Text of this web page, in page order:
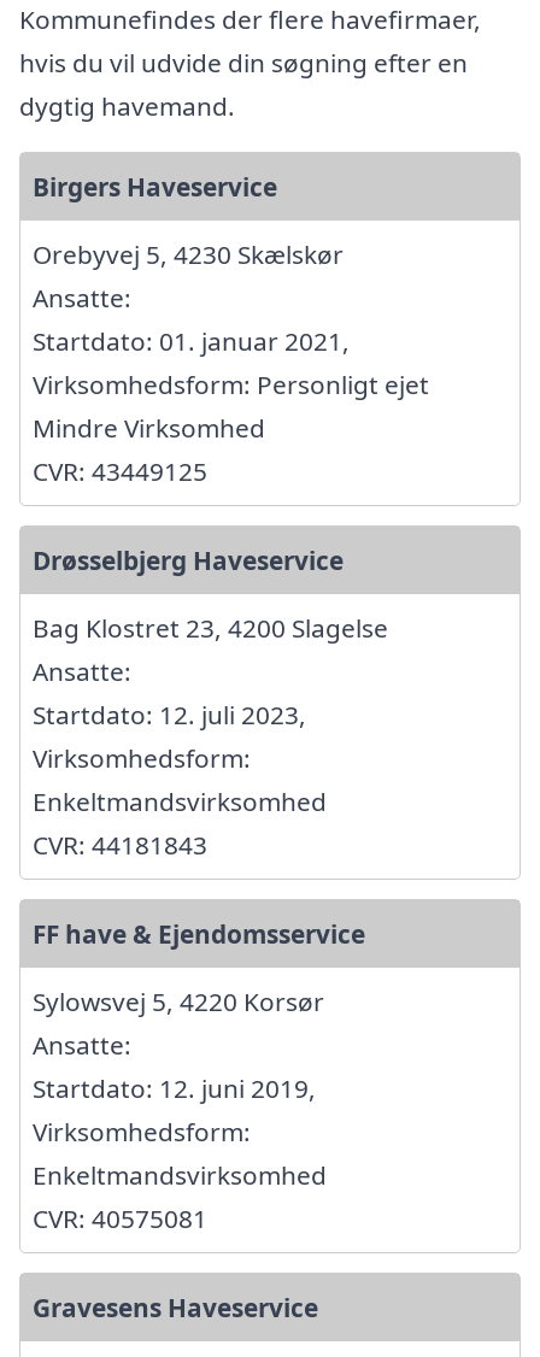
Kommunefindes der flere havefirmaer,
hvis du vil udvide din søgning efter en
dygtig havemand.
Birgers Haveservice
Orebyvej 5, 4230 Skælskør
Ansatte:
Startdato: 01. januar 2021,
Virksomhedsform: Personligt ejet
Mindre Virksomhed
CVR: 43449125
Drøsselbjerg Haveservice
Bag Klostret 23, 4200 Slagelse
Ansatte:
Startdato: 12. juli 2023,
Virksomhedsform:
Enkeltmandsvirksomhed
CVR: 44181843
FF have & Ejendomsservice
Sylowsvej 5, 4220 Korsør
Ansatte:
Startdato: 12. juni 2019,
Virksomhedsform:
Enkeltmandsvirksomhed
CVR: 40575081
Gravesens Haveservice